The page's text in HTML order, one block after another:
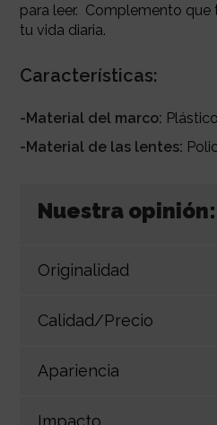
para leer. Complemento que
tu vida diaria.
Características:
-Material del marco: Plástico
-Material de las lentes:
Nuestra opinión:
Originalidad
Calidad/Precio
Apariencia